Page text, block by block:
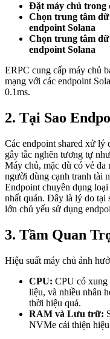
Đặt máy chủ trong
Chọn trung tâm
endpoint Solana
Chọn trung tâm
endpoint Solana
ERPC cung cấp máy chủ
mạng với các endpoint
0.1ms.
2. Tại Sao
Các endpoint shared xử lý
gây tắc nghẽn tương tự
Máy chủ, mặc dù có vẻ
người dùng cạnh tranh tài
Endpoint chuyên dụng loại
nhất quán. Đây là lý do tại
lớn chủ yếu sử dụng
3. Tầm Quan
Hiệu suất máy chủ ảnh
CPU: CPU có xung
liệu, và nhiều nhân
thời hiệu quả.
RAM và Lưu trữ:
NVMe cải thiện hiệu